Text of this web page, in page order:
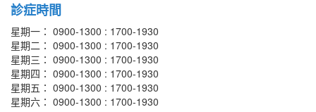
診症時間
星期一： 0900-1300 : 1700-1930
星期二： 0900-1300 : 1700-1930
星期三： 0900-1300 : 1700-1930
星期四： 0900-1300 : 1700-1930
星期五： 0900-1300 : 1700-1930
星期六： 0900-1300 : 1700-1930